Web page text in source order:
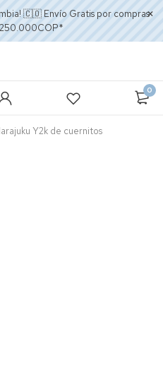
🇨🇴 Envío Gratis por compras
0
Y2k de cuernitos